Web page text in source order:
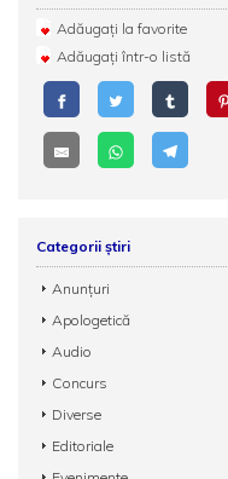
Adăugați la favorite
Adăugați într-o listă
Categorii știri
Anunțuri
Apologetică
Audio
Concurs
Diverse
Editoriale